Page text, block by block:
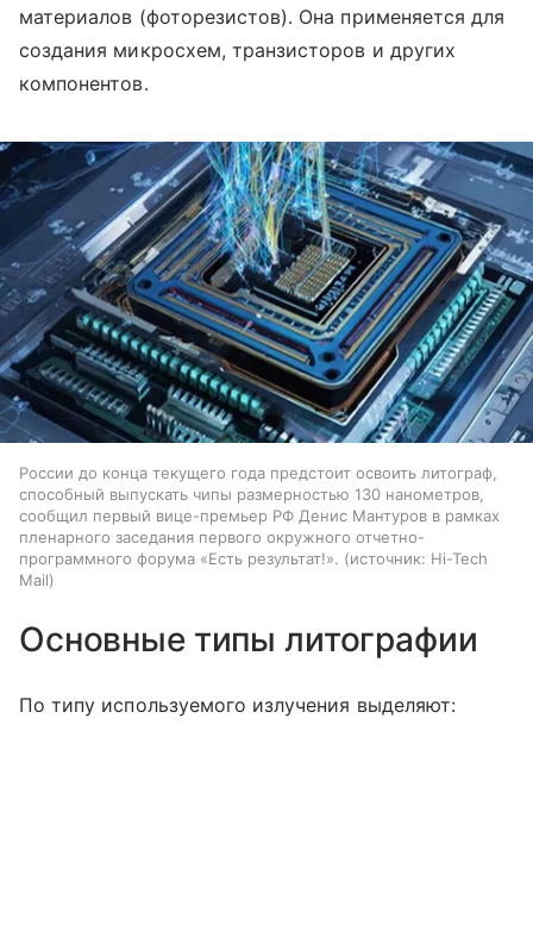
материалов (фоторезистов). Она применяется для
создания микросхем, транзисторов и других
компонентов.
России до конца текущего года предстоит освоить литограф,
способный выпускать чипы размерностью 130 нанометров,
сообщил первый вице-премьер РФ Денис Мантуров в рамках
пленарного заседания первого окружного отчетно-
программного форума «Есть результат!».
источник: Hi-Tech
Mail
Основные типы литографии
По типу используемого излучения выделяют: